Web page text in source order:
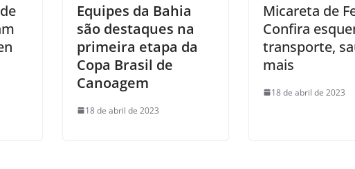
Equipes da Bahia
são destaques na
primeira etapa da
Copa Brasil de
Canoagem
18 de abril de 2023
Micareta de
Confira
transporte,
mais
18 de abril de 2023